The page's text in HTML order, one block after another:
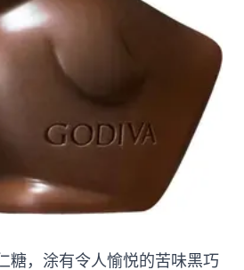
糖，涂有令人愉悦的苦味黑巧